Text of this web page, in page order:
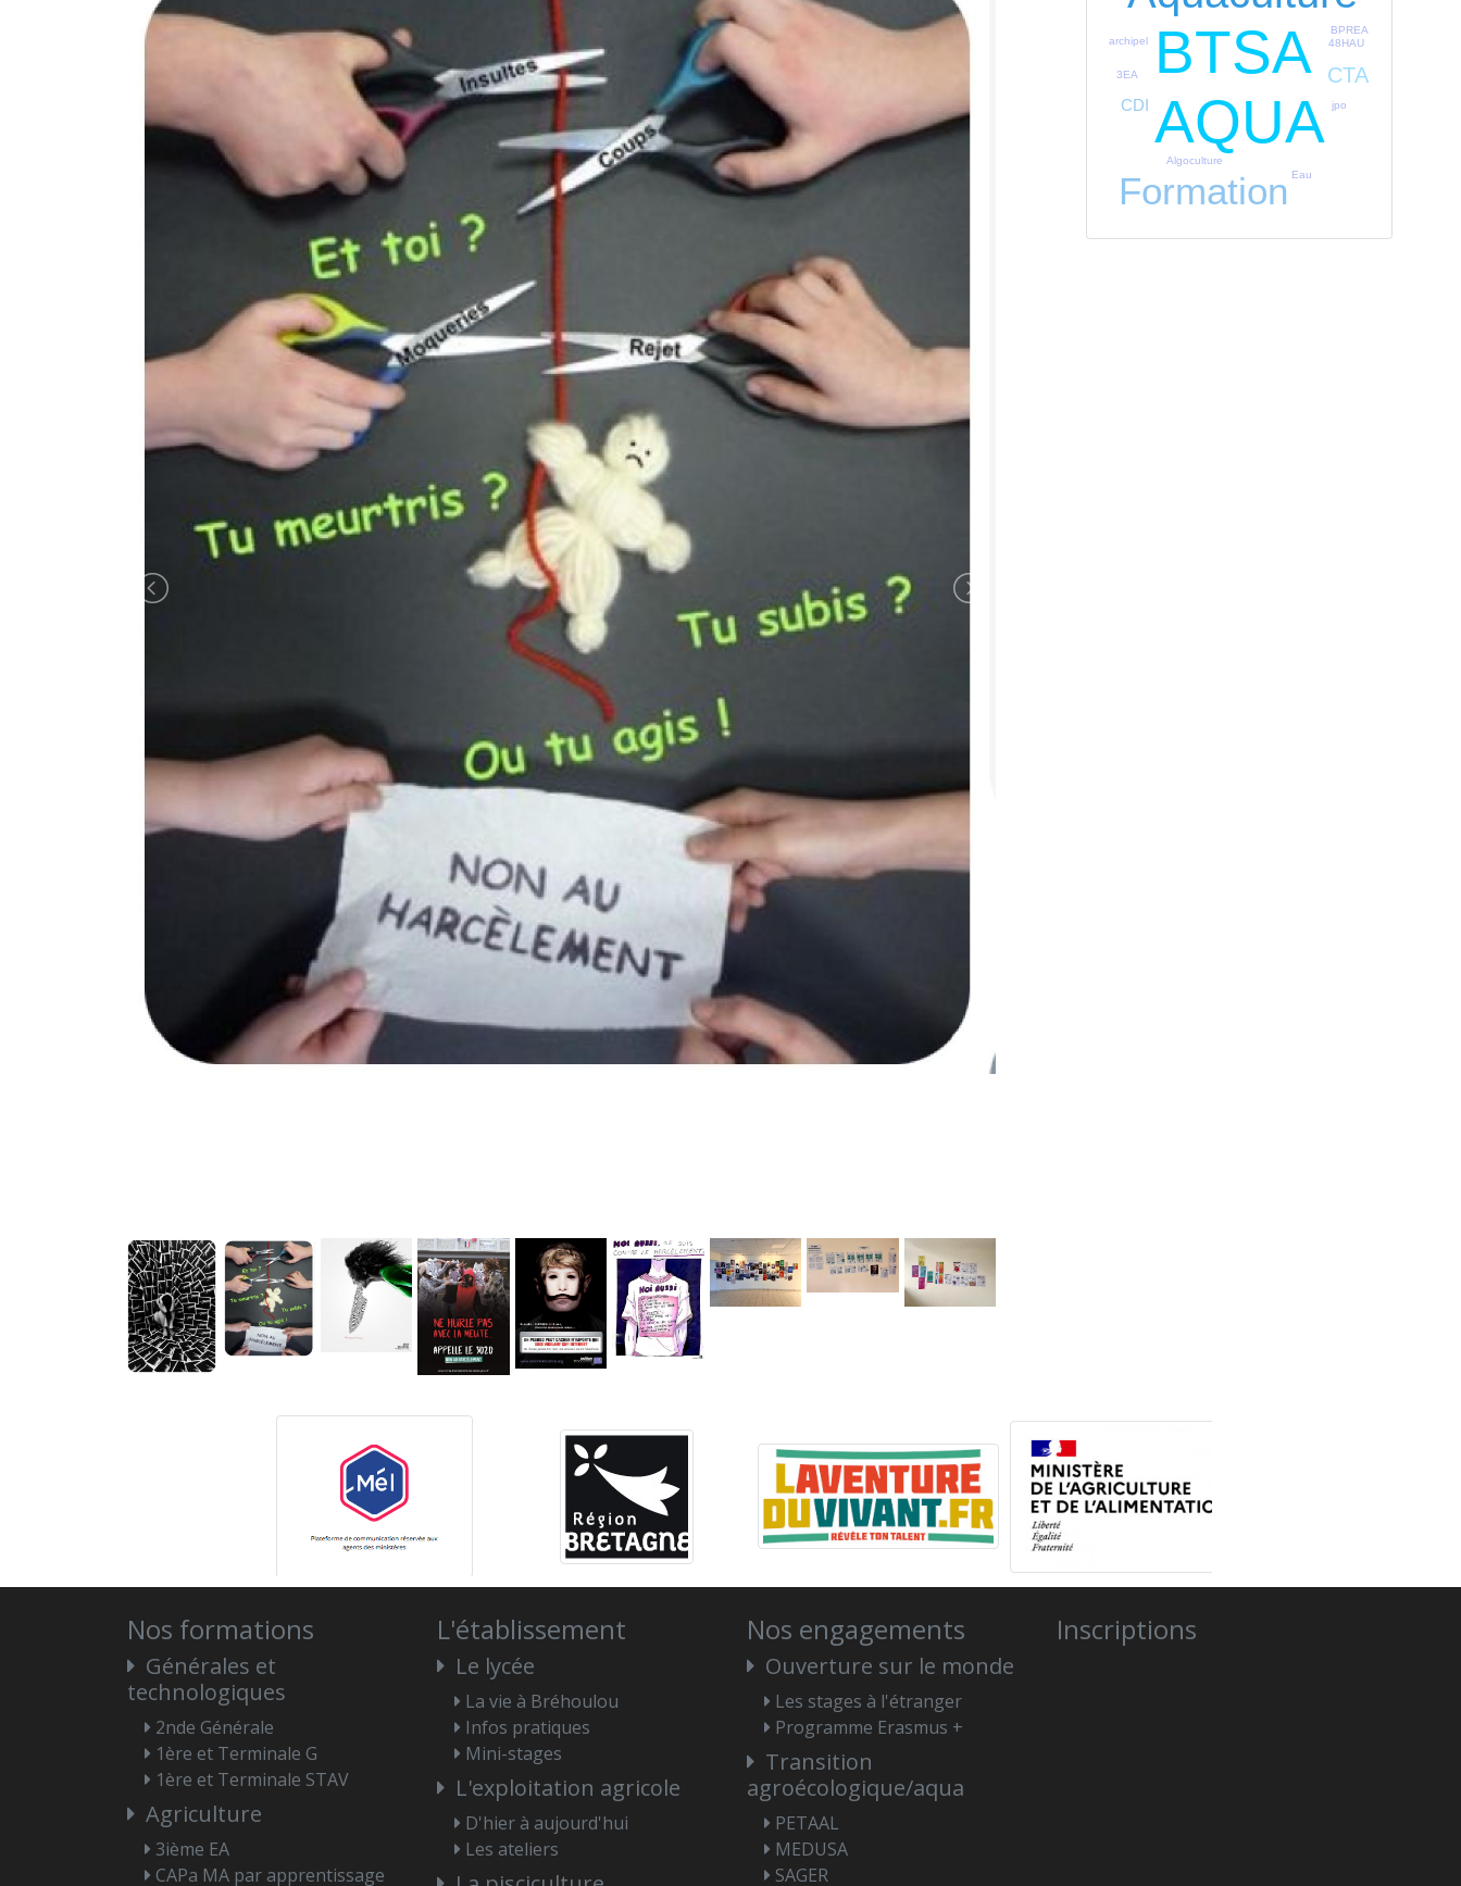
BTSA
AQUA
Formation
CTA
CDI
Algoculture
Eau
3EA
48HAU
archipel
BPREA
jpo
Nos formations
Générales et
technologiques
2nde Générale
1ère et Terminale G
1ère et Terminale STAV
Agriculture
3ième EA
CAPa MA par apprentissage
L'établissement
Le lycée
La vie à Bréhoulou
Infos pratiques
Mini-stages
L'exploitation agricole
D'hier à aujourd'hui
Les ateliers
Nos engagements
Ouverture sur le monde
Les stages à l'étranger
Programme Erasmus +
Transition
agroécologique/aqua
PETAAL
MEDUSA
SAGER
Inscriptions